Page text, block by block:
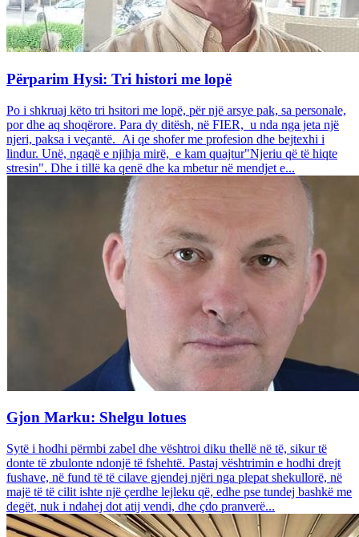
Përparim Hysi: Tri histori me lopë
Po i shkruaj këto tri hsitori me lopë, për një arsye pak, sa personale,
por dhe aq shoqërore. Para dy ditësh, në FIER, u nda nga jeta një
njeri, paksa i veçantë. Ai qe shofer me profesion dhe bejtexhi i
lindur. Unë, ngaqë e njihja mirë, e kam quajtur"Njeriu që të hiqte
stresin". Dhe i tillë ka qenë dhe ka mbetur në mendjet e...
Gjon Marku: Shelgu lotues
Sytë i hodhi përmbi zabel dhe vështroi diku thellë në të, sikur të
donte të zbulonte ndonjë të fshehtë. Pastaj vështrimin e hodhi drejt
fushave, në fund të të cilave gjendej njëri nga plepat shekullorë, në
majë të të cilit ishte një çerdhe lejleku që, edhe pse tundej bashkë me
degët, nuk i ndahej dot atij vendi, dhe çdo pranverë...